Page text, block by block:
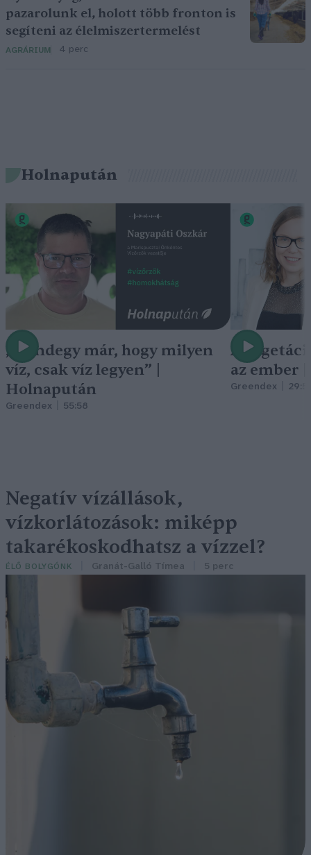
pazarolunk el, holott több fronton is
segíteni az élelmiszertermelést
AGRÁRIUM 4 perc
Holnapután
„Mindegy már, hogy milyen
víz, csak víz legyen” |
Holnapután
Greendex 55:58
A
az ember
Greendex
Negatív vízállások,
vízkorlátozások: miképp
takarékoskodhatsz a vízzel?
ÉLŐ BOLYGÓNK Granát-Galló Tímea 5 perc